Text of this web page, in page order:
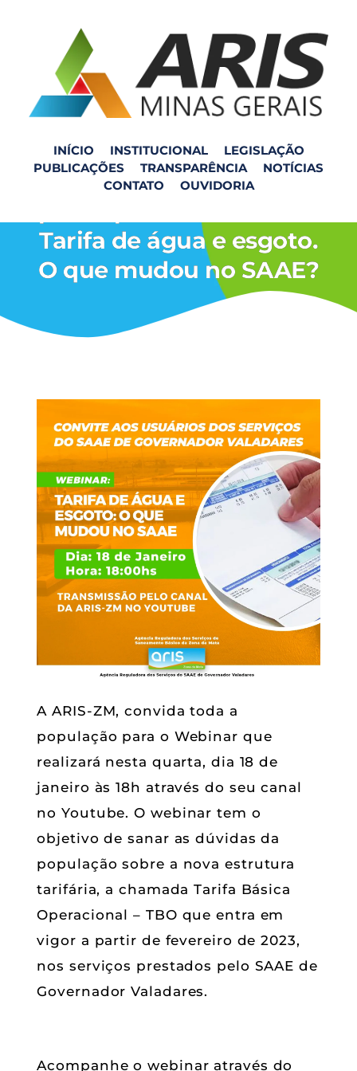
INÍCIO INSTITUCIONAL
LEGISLAÇÃO
PUBLICAÇÕES
TRANSPARÊNCIA
NOTÍCIAS
CONTATO
OUVIDORIA
Convidamos a todos para
Tarifa de água e esgoto.
O que mudou no SAAE?
A ARIS-ZM, convida toda a
população para o Webinar que
realizará nesta quarta, dia 18 de
janeiro às 18h através do seu canal
no Youtube. O webinar tem o
objetivo de sanar as dúvidas da
população sobre a nova estrutura
tarifária, a chamada Tarifa Básica
Operacional – TBO que entra em
vigor a partir de fevereiro de 2023,
nos serviços prestados pelo SAAE de
Governador Valadares.
Acompanhe o webinar através do